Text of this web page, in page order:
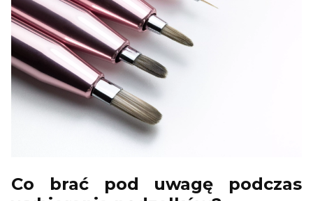
Co brać pod uwagę podczas